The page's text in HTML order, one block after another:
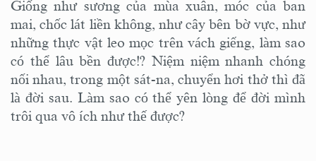
Giống như sương của mùa xuân, móc của ban
mai, chốc lát liền không, như cây bên bờ vực, như
những thực vật leo mọc trên vách giếng, làm sao
có thể lâu bền được!? Niệm niệm nhanh chóng
nối nhau, trong một sát-na, chuyển hơi thở thì đã
là đời sau. Làm sao có thể yên lòng để đời mình
trôi qua vô ích như thế được?